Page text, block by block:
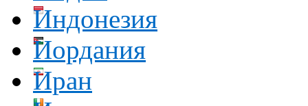
Индонезия
Иордания
Иран